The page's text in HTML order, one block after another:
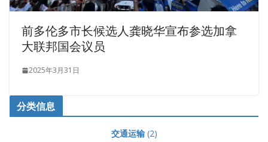
前多伦多市长候选人龚晓华宣布参选加拿
大联邦国会议员
2025年3月31日
分类信息
交通运输(2)